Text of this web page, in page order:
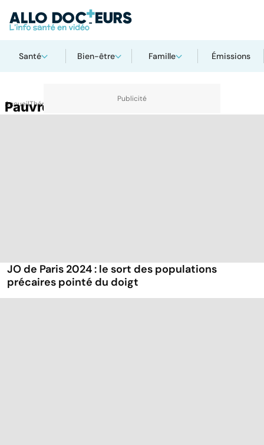
Santé Bien-être Famille Émissions
AccueilThématiques
Pauvreté
JO de Paris 2024 : le sort des populations
précaires pointé du doigt